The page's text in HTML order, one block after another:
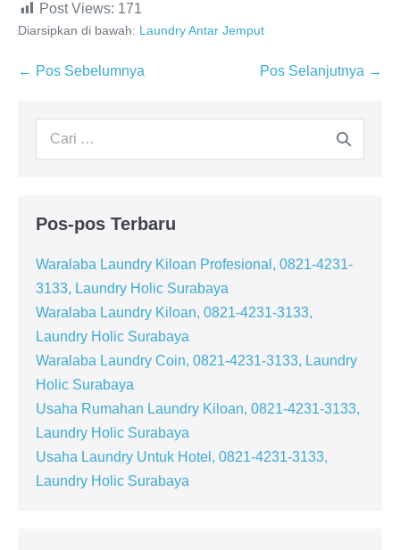
Post Views: 171
Diarsipkan di bawah: Laundry Antar Jemput
Navigasi
← Pos Sebelumnya Pos Selanjutnya →
Pencarian
Pos-pos Terbaru
Waralaba Laundry Kiloan Profesional, 0821-4231-
3133, Laundry Holic Surabaya
Waralaba Laundry Kiloan, 0821-4231-3133,
Laundry Holic Surabaya
Waralaba Laundry Coin, 0821-4231-3133, Laundry
Holic Surabaya
Usaha Rumahan Laundry Kiloan, 0821-4231-3133,
Laundry Holic Surabaya
Usaha Laundry Untuk Hotel, 0821-4231-3133,
Laundry Holic Surabaya